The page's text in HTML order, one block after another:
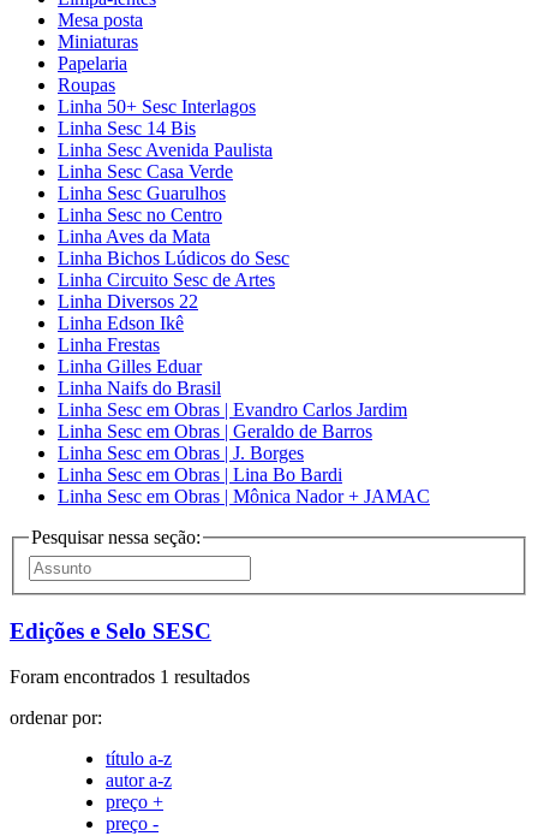
Mesa posta
Miniaturas
Papelaria
Roupas
Linha 50+ Sesc Interlagos
Linha Sesc 14 Bis
Linha Sesc Avenida Paulista
Linha Sesc Casa Verde
Linha Sesc Guarulhos
Linha Sesc no Centro
Linha Aves da Mata
Linha Bichos Lúdicos do Sesc
Linha Circuito Sesc de Artes
Linha Diversos 22
Linha Edson Ikê
Linha Frestas
Linha Gilles Eduar
Linha Naifs do Brasil
Linha Sesc em Obras | Evandro Carlos Jardim
Linha Sesc em Obras | Geraldo de Barros
Linha Sesc em Obras | J. Borges
Linha Sesc em Obras | Lina Bo Bardi
Linha Sesc em Obras | Mônica Nador + JAMAC
Pesquisar nessa seção:
Edições e Selo SESC
Foram encontrados 1 resultados
ordenar por:
título a-z
autor a-z
preço +
preço -